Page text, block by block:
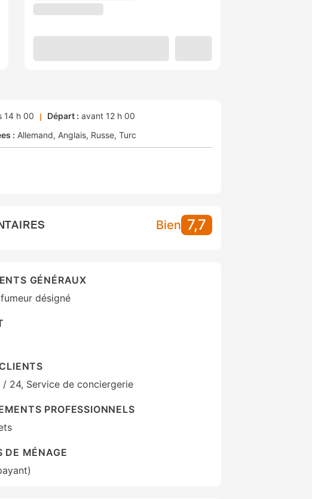
14 h 00 Départ : avant 12 h 00
: Allemand Anglais Russe Turc
Bien 7,7
GÉNÉRAUX
désigné
24, Service de conciergerie
PROFESSIONNELS
DE MÉNAGE